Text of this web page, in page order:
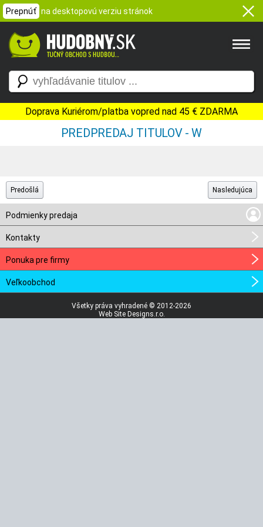
Prepnúť na desktopovú verziu stránok
Doprava Kuriérom/platba vopred nad 45 € ZDARMA
PREDPREDAJ TITULOV - W
Predošlá Nasledujúca
Podmienky predaja
Kontakty
Ponuka pre firmy
Veľkoobchod
Všetky práva vyhradené © 2012-2026
Web Site Designs.r.o.